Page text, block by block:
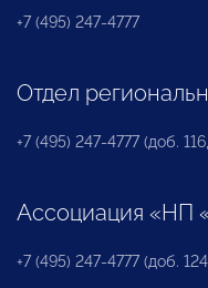
+7 (495) 247-4777
Отдел
+7 (495) 247-4777 (доб.
Ассоциация «НП
+7 (495) 247-4777 (доб.